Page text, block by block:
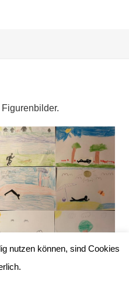
nutzen können, sind Cookies